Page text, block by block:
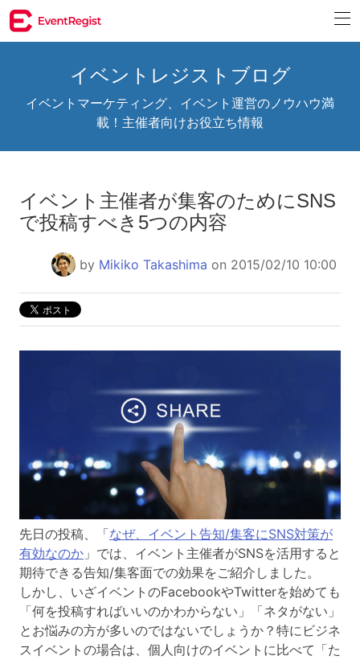
イベントレジストブログ
イベントマーケティング、イベント運営のノウハウ満
載！主催者向けお役立ち情報
イベント主催者が集客のためにSNS
で投稿すべき5つの内容
by Mikiko Takashima on 2015/02/10 10:00
先日の投稿、「なぜ、イベント告知/集客にSNS対策が
有効なのか 」では、イベント主催者がSNSを活用すると
期待できる告知/集客面での効果をご紹介しました。
しかし、いざイベントのFacebookやTwitterを始めても
「何を投稿すればいいのかわからない」「ネタがない」
とお悩みの方が多いのではないでしょうか？特にビジネ
スイベントの場合は、個人向けのイベントに比べて「た